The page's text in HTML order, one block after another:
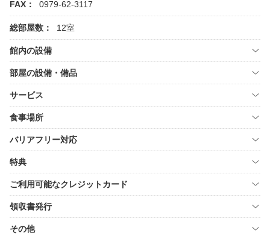
FAX：
0979-62-3117
総部屋数： 12室
館内の設備
部屋の設備・備品
サービス
食事場所
バリアフリー対応
特典
ご利用可能なクレジットカード
領収書発行
その他